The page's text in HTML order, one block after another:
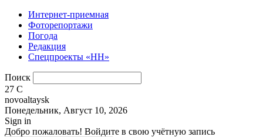
Интернет-приемная
Фоторепортажи
Погода
Редакция
Спецпроекты «НН»
Поиск
27 C
novoaltaysk
Понедельник, Август 10, 2026
Sign in
Добро пожаловать! Войдите в свою учётную запись